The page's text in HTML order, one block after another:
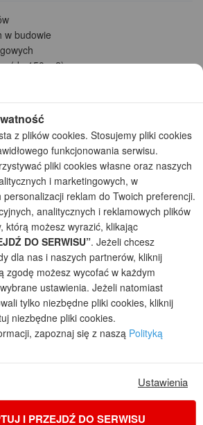
w budowie
(do 150 m2)
- Tradycyjne i nowoczesne gotowe
architektoniczna założona w 1990r.
procesu powstawania projektów (zgodnie z
na stronie projekty domów mogą
technicznej.
treści dostępnych w naszym sklepie,
indywidualnych potrzeb korzystamy z
plików cookies na urządzeniach
Pliki cookies użytkownik może kontrolować za
internetowej. Dalsze korzystanie z
bez zmiany ustawień przeglądarki
akceptuje stosowanie plików cookies.
jest w polityce prywatności.
zmienić ustawienia cookies
z plików cookies. Stosujemy pliki cookies
funkcjonowania serwisu.
pliki cookies własne oraz naszych
i marketingowych, w
reklam do Twoich preferencji.
analitycznych i reklamowych plików
którą możesz wyrazić, klikając
DO SERWISU”. Jeżeli chcesz
dla nas i naszych partnerów, kliknij
zgodę możesz wycofać w każdym
ustawienia. Jeżeli natomiast
tylko niezbędne pliki cookies, kliknij
niezbędne pliki cookies.
zapoznaj się z naszą Polityką
Ustawienia
I PRZEJDŹ DO SERWISU